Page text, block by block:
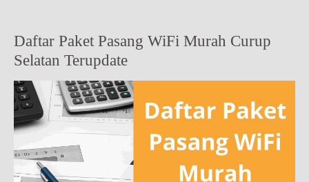
Daftar Paket Pasang WiFi Murah Curup
Selatan Terupdate